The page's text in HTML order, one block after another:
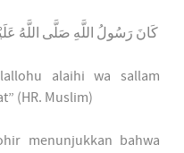
كَانَ رَسُولُ اللَّهِ صَلَّى اللَّهُ
alaihi wa sallam
(HR. Muslim)
menunjukkan bahwa